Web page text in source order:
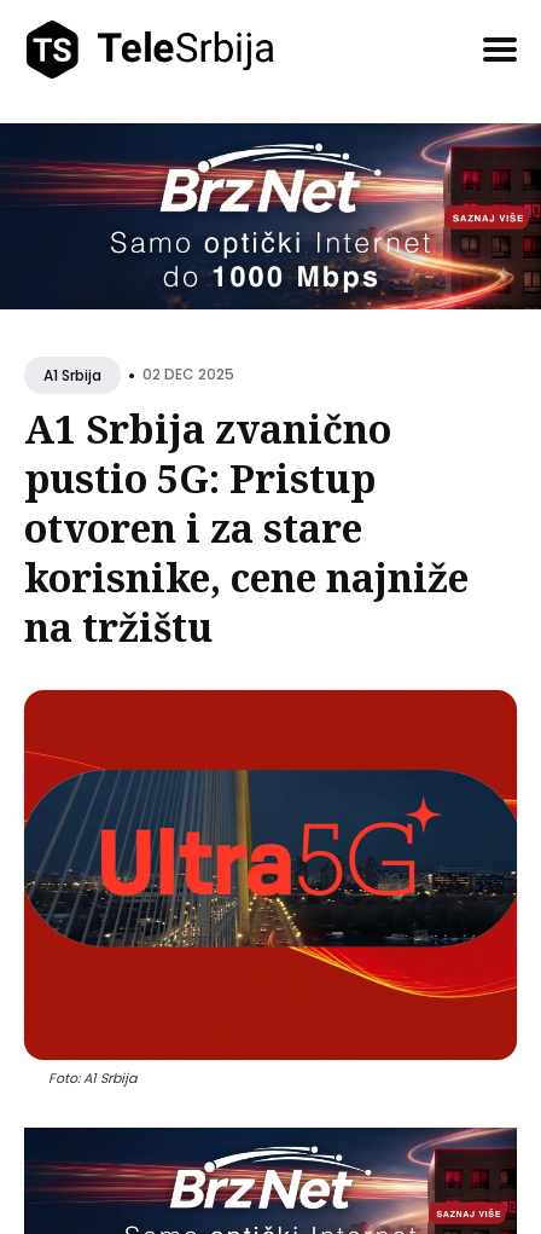
A1 Srbija • 02 DEC 2025
A1 Srbija zvanično
pustio 5G: Pristup
otvoren i za stare
korisnike, cene najniže
na tržištu
Foto: A1 Srbija